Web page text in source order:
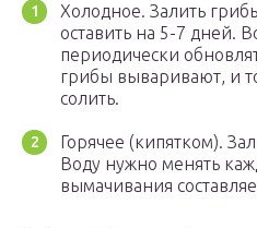
Холодное. Залить
оставить на 5-7 дней.
периодически
грибы вываривают, и
солить.
Горячее (кипятком).
Воду нужно менять
вымачивания